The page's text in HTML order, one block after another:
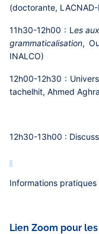
(doctorante, LACNAD-
11h30-12h00 : L es
grammaticalisation,
INALCO)
12h00-12h30 :
tachelhit, Ahmed
12h30-13h00 :
Informations pratiques
Lien Zoom pour